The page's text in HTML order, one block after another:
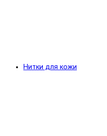
Нитки для кожи